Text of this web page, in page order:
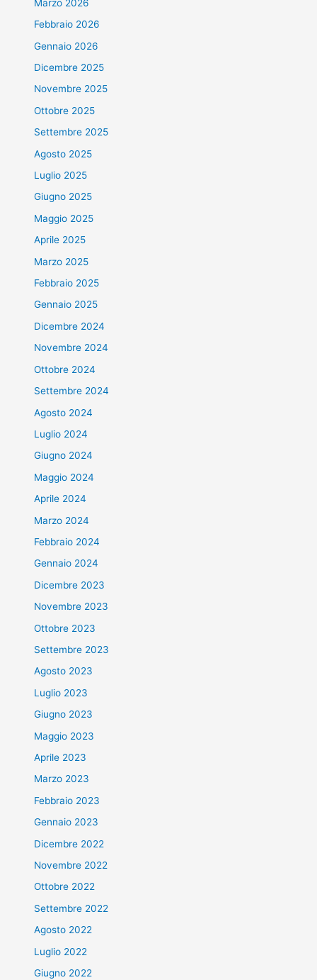
Marzo 2026
Febbraio 2026
Gennaio 2026
Dicembre 2025
Novembre 2025
Ottobre 2025
Settembre 2025
Agosto 2025
Luglio 2025
Giugno 2025
Maggio 2025
Aprile 2025
Marzo 2025
Febbraio 2025
Gennaio 2025
Dicembre 2024
Novembre 2024
Ottobre 2024
Settembre 2024
Agosto 2024
Luglio 2024
Giugno 2024
Maggio 2024
Aprile 2024
Marzo 2024
Febbraio 2024
Gennaio 2024
Dicembre 2023
Novembre 2023
Ottobre 2023
Settembre 2023
Agosto 2023
Luglio 2023
Giugno 2023
Maggio 2023
Aprile 2023
Marzo 2023
Febbraio 2023
Gennaio 2023
Dicembre 2022
Novembre 2022
Ottobre 2022
Settembre 2022
Agosto 2022
Luglio 2022
Giugno 2022